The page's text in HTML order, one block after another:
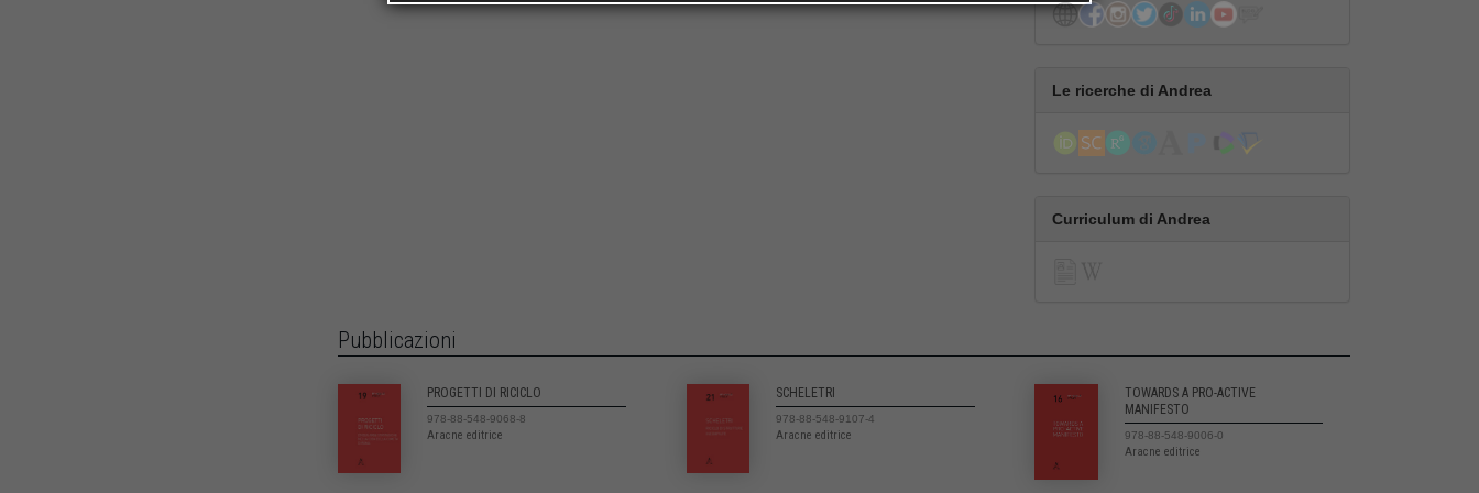
Le ricerche di Andrea
Curriculum di Andrea
Pubblicazioni
PROGETTI DI RICICLO
978-88-548-9068-8
Aracne editrice
SCHELETRI
978-88-548-9107-4
Aracne editrice
TOWARDS A PRO-ACTIVE
MANIFESTO
978-88-548-9006-0
Aracne editrice